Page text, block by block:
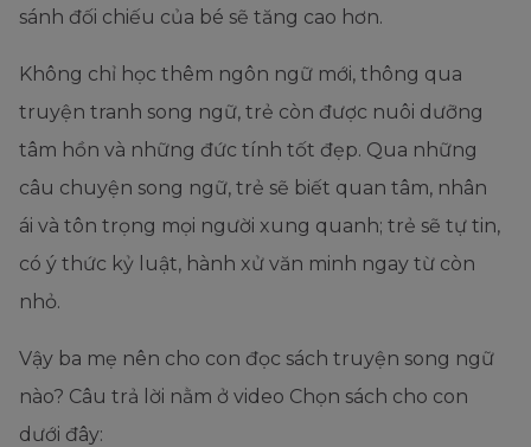
sánh đối chiếu của bé sẽ tăng cao hơn.
Không chỉ học thêm ngôn ngữ mới, thông qua
truyện tranh song ngữ, trẻ còn được nuôi dưỡng
tâm hồn và những đức tính tốt đẹp. Qua những
câu chuyện song ngữ, trẻ sẽ biết quan tâm, nhân
ái và tôn trọng mọi người xung quanh; trẻ sẽ tự tin,
có ý thức kỷ luật, hành xử văn minh ngay từ còn
nhỏ.
Vậy ba mẹ nên cho con đọc sách truyện song ngữ
nào? Câu trả lời nằm ở video Chọn sách cho con
dưới đây: